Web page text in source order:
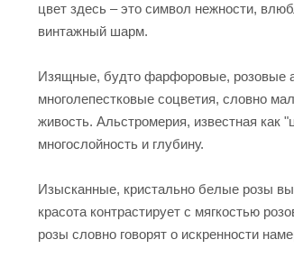
цвет здесь – это символ нежности,
винтажный шарм.
Изящные, будто фарфоровые, розовые
многолепестковые соцветия, словно
живость. Альстромерия, известная как
многослойность и глубину.
Изысканные, кристально белые розы
красота контрастирует с мягкостью
розы словно говорят о искренности